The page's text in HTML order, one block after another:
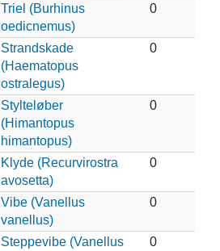
Triel (Burhinus
oedicnemus)
0
Strandskade
(Haematopus
ostralegus)
0
Stylteløber
(Himantopus
himantopus)
0
Klyde (Recurvirostra
avosetta)
0
Vibe (Vanellus
vanellus)
0
Steppevibe (Vanellus
0